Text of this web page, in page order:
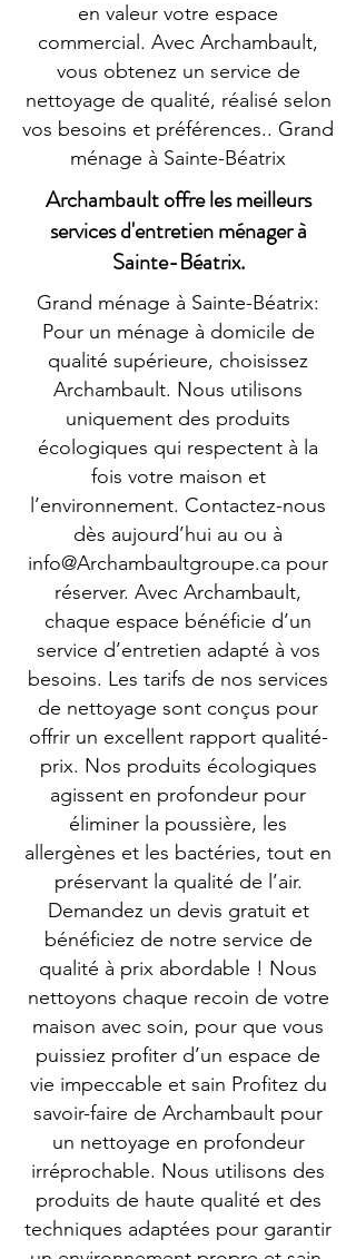
en valeur votre espace
commercial. Avec Archambault,
vous obtenez un service de
nettoyage de qualité, réalisé selon
vos besoins et préférences.. Grand
ménage à Sainte-Béatrix
Archambault offre les meilleurs
services d'entretien ménager à
Sainte-Béatrix.
Grand ménage à Sainte-Béatrix:
Pour un ménage à domicile de
qualité supérieure, choisissez
Archambault. Nous utilisons
uniquement des produits
écologiques qui respectent à la
fois votre maison et
l’environnement. Contactez-nous
dès aujourd’hui au ou à
info@Archambaultgroupe.ca pour
réserver. Avec Archambault,
chaque espace bénéficie d’un
service d’entretien adapté à vos
besoins. Les tarifs de nos services
de nettoyage sont conçus pour
offrir un excellent rapport qualité-
prix. Nos produits écologiques
agissent en profondeur pour
éliminer la poussière, les
allergènes et les bactéries, tout en
préservant la qualité de l’air.
Demandez un devis gratuit et
bénéficiez de notre service de
qualité à prix abordable ! Nous
nettoyons chaque recoin de votre
maison avec soin, pour que vous
puissiez profiter d’un espace de
vie impeccable et sain Profitez du
savoir-faire de Archambault pour
un nettoyage en profondeur
irréprochable. Nous utilisons des
produits de haute qualité et des
techniques adaptées pour garantir